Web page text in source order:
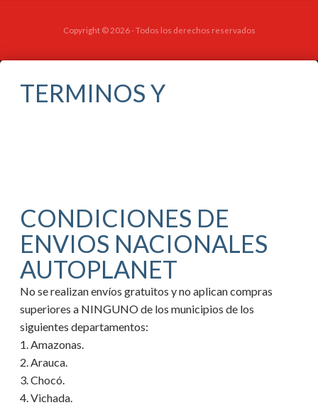
Copyright © 2026 - Todos los derechos reservados
TERMINOS Y
CONDICIONES DE
ENVIOS NACIONALES
AUTOPLANET
No se realizan envíos gratuitos y no aplican compras
superiores a NINGUNO de los municipios de los
siguientes departamentos:
1. Amazonas.
2. Arauca.
3. Chocó.
4. Vichada.